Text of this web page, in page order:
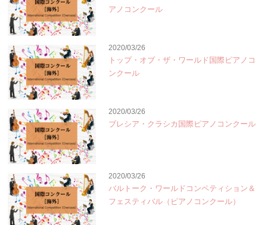
アノコンクール
2020/03/26
トップ・オブ・ザ・ワールド国際ピアノコ
ンクール
2020/03/26
ブレシア・クラシカ国際ピアノコンクール
2020/03/26
バルトーク・ワールドコンペティション＆
フェスティバル（ピアノコンクール）